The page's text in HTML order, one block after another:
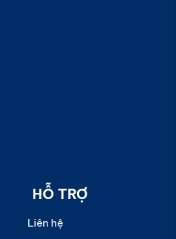
HỖ TRỢ
Liên hệ